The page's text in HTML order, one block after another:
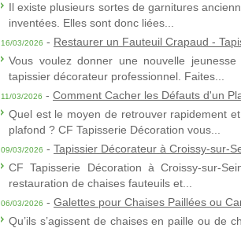
Il existe plusieurs sortes de garnitures
inventées. Elles sont donc liées...
16/03/2026 - Restaurer un Fauteuil Crapaud -
Vous voulez donner une nouvelle
tapissier décorateur professionnel. Faites...
11/03/2026 - Comment Cacher les Défauts d'un
Quel est le moyen de retrouver rapidement
plafond ? CF Tapisserie Décoration vous...
09/03/2026 - Tapissier Décorateur à Croissy-sur-
CF Tapisserie Décoration à Croissy-sur-
restauration de chaises fauteuils et...
06/03/2026 - Galettes pour Chaises Paillées ou
Qu’ils s’agissent de chaises en paille ou de